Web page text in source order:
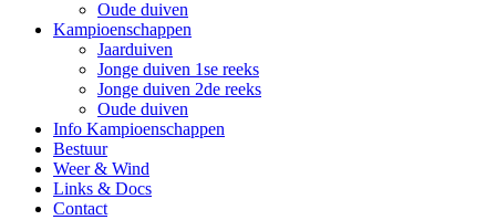
Oude duiven
Kampioenschappen
Jaarduiven
Jonge duiven 1se reeks
Jonge duiven 2de reeks
Oude duiven
Info Kampioenschappen
Bestuur
Weer & Wind
Links & Docs
Contact